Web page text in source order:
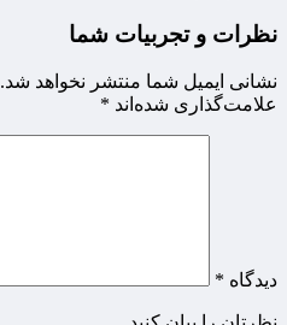
نظرات و تجربیات شما
نشانی ایمیل شما منتشر نخواهد شد.
علامت‌گذاری شده‌اند *
دیدگاه *